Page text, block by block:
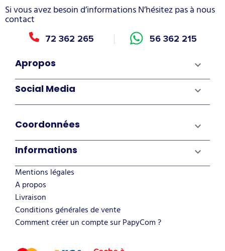
Si vous avez besoin d’informations N’hésitez pas à nous
contact
72 362 265 56 362 215
Apropos 
Social Media 
Coordonnées 
Informations 
Livraison
Mentions légales
A propos
Conditions générales de vente
Comment créer un compte sur PapyCom ?